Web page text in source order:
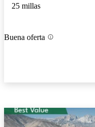
25 millas
Buena oferta